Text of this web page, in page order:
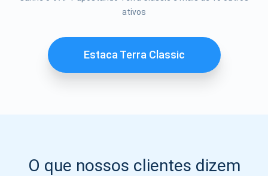
ativos
Estaca Terra Classic
O que nossos clientes dizem
SE
INSCREVER